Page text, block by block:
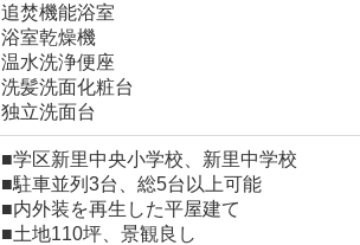
追焚機能浴室
浴室乾燥機
温水洗浄便座
洗髪洗面化粧台
独立洗面台
■学区新里中央小学校、新里中学校
■駐車並列3台、総5台以上可能
■内外装を再生した平屋建て
■土地110坪、景観良し